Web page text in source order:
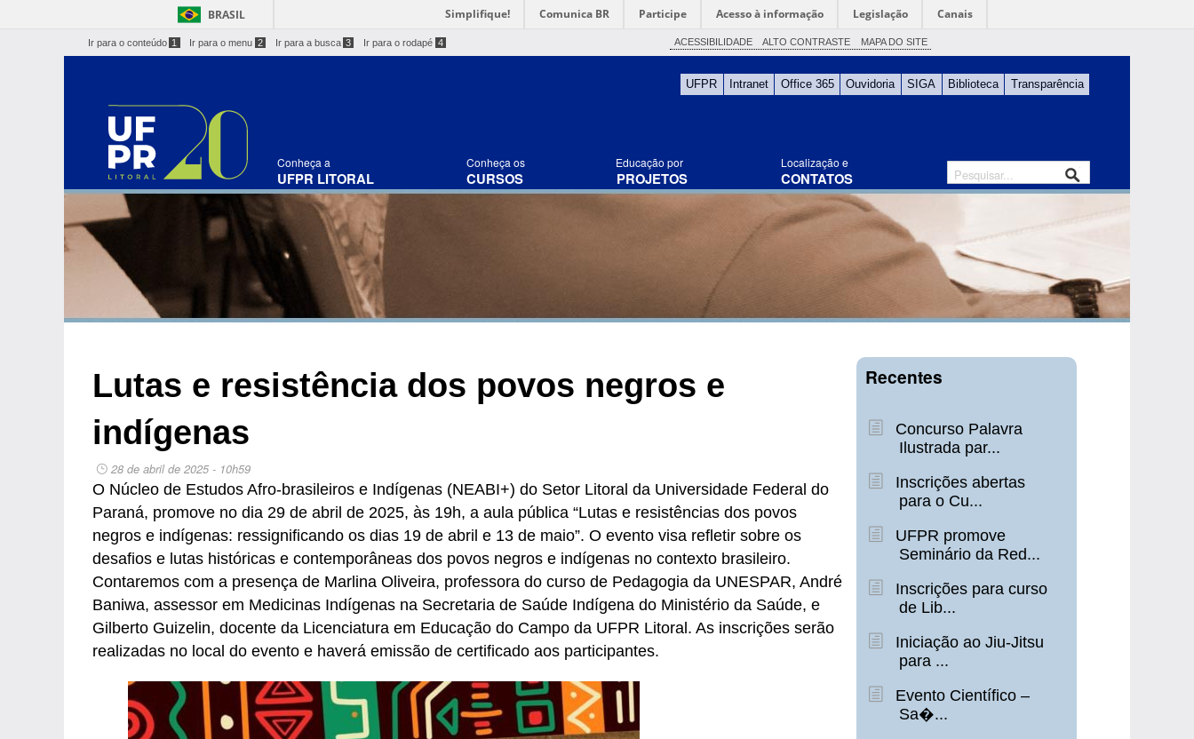
BRASIL Simplifique! Comunica BR Participe Acesso à informação Legislação Canais
Ir para o conteúdo 1 Ir para o menu 2 Ir para a busca 3 Ir para o rodapé 4 ACESSIBILIDADE ALTO CONTRASTE MAPA DO SITE
UFPR Intranet Office 365 Ouvidoria SIGA Biblioteca Transparência
Conheça a
UFPR LITORAL
Conheça os
CURSOS
Educação por
PROJETOS
Localização e
CONTATOS
Lutas e resistência dos povos negros e
indígenas
28 de abril de 2025 - 10h59
O Núcleo de Estudos Afro-brasileiros e Indígenas (NEABI+) do Setor Litoral da Universidade Federal do
Paraná, promove no dia 29 de abril de 2025, às 19h, a aula pública “Lutas e resistências dos povos
negros e indígenas: ressignificando os dias 19 de abril e 13 de maio”. O evento visa refletir sobre os
desafios e lutas históricas e contemporâneas dos povos negros e indígenas no contexto brasileiro.
Contaremos com a presença de Marlina Oliveira, professora do curso de Pedagogia da UNESPAR, André
Baniwa, assessor em Medicinas Indígenas na Secretaria de Saúde Indígena do Ministério da Saúde, e
Gilberto Guizelin, docente da Licenciatura em Educação do Campo da UFPR Litoral. As inscrições serão
realizadas no local do evento e haverá emissão de certificado aos participantes.
Recentes
Concurso Palavra
Ilustrada par...
Inscrições abertas
para o Cu...
UFPR promove
Seminário da Red...
Inscrições para curso
de Lib...
Iniciação ao Jiu-Jitsu
para ...
Evento Científico –
Sa�...